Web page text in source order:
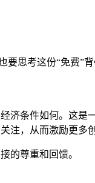
思考这份“免费”背
条件如何。这
注，从而激励更多创
的尊重和回馈。